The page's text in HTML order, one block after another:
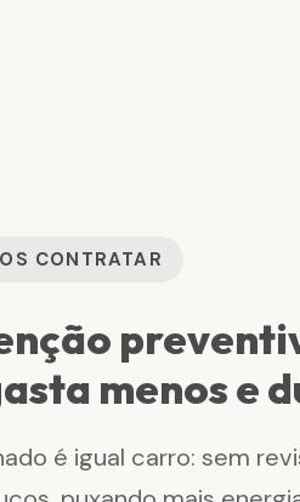
CONTRATAR
menos e
é igual carro: sem